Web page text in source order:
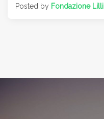
Posted by Fondazione Lilli